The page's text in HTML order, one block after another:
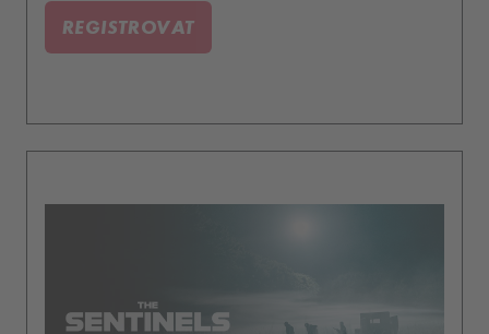
zhoršující se duševní stav, protože má stále
děsivější vize, které vedou Djiboutiho k vážným
REGISTROVAT